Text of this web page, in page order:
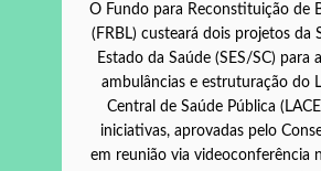
O Fundo para Reconstituição de
(FRBL) custeará dois projetos da
Estado da Saúde (SES/SC) para
ambulâncias e estruturação do
Central de Saúde Pública
iniciativas, aprovadas pelo
em reunião via videoconferência